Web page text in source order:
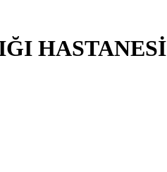
HASTANESİ